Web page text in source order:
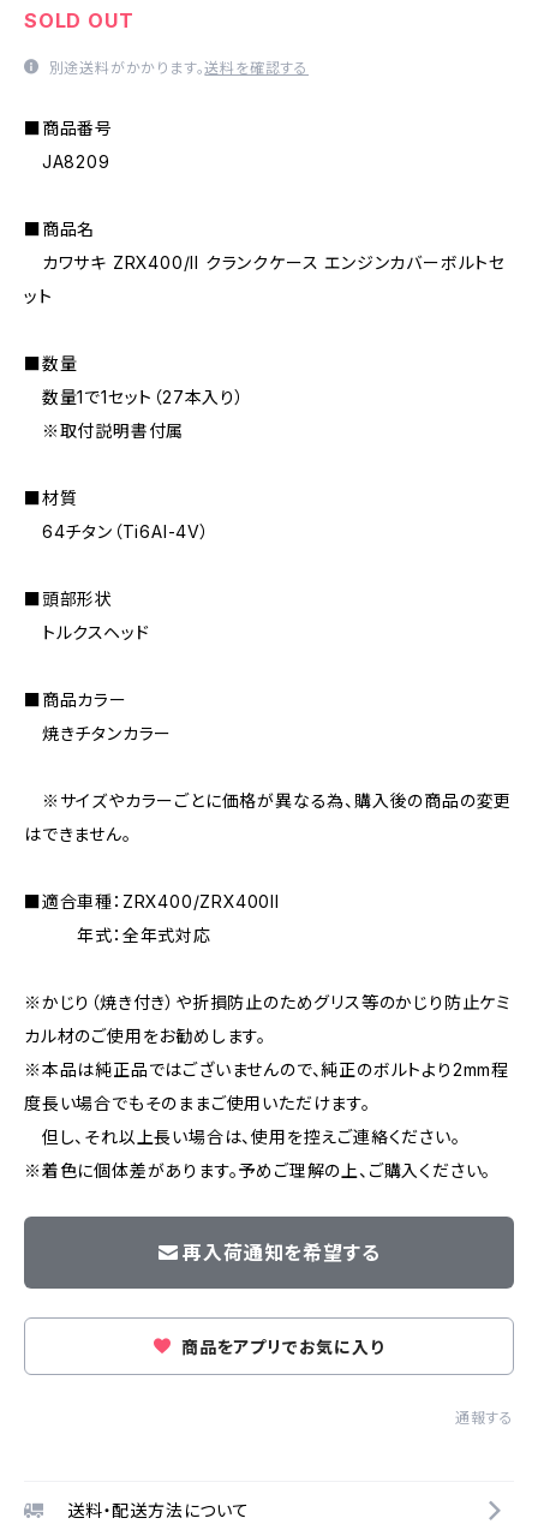
SOLD OUT
別途送料がかかります。送料を確認する
■商品番号
JA8209
■商品名
カワサキ ZRX400/II クランクケース エンジンカバーボルトセ
ット
■数量
数量1で1セット（27本入り）
※取付説明書付属
■材質
64チタン（Ti6AI-4V）
■頭部形状
トルクスヘッド
■商品カラー
焼きチタンカラー
※サイズやカラーごとに価格が異なる為、購入後の商品の変更
はできません。
■適合車種：ZRX400/ZRX400II
年式：全年式対応
※かじり（焼き付き）や折損防止のためグリス等のかじり防止ケミ
カル材のご使用をお勧めします。
※本品は純正品ではございませんので、純正のボルトより2mm程
度長い場合でもそのままご使用いただけます。
但し、それ以上長い場合は、使用を控えご連絡ください。
※着色に個体差があります。予めご理解の上、ご購入ください。
再入荷通知を希望する
商品をアプリでお気に入り
通報する
送料・配送方法について